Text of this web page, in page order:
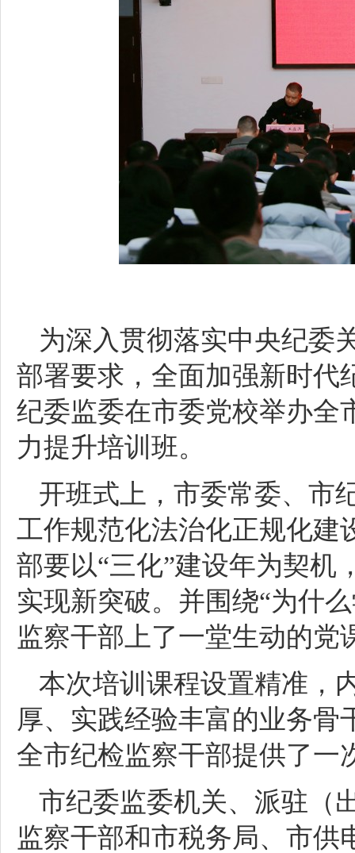
为深入贯彻落实中央纪委
部署要求，全面加强新时代
纪委监委在市委党校举办全
力提升培训班。
开班式上，市委常委、市
工作规范化法治化正规化建
部要以“三化”建设年为契机
实现新突破。并围绕“为什
监察干部上了一堂生动的党
本次培训课程设置精准，
厚、实践经验丰富的业务
全市纪检监察干部提供了一
市纪委监委机关、派驻（
监察干部和市税务局、市供